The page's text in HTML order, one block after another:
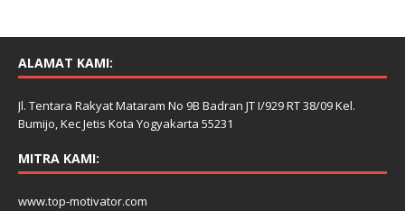
ALAMAT KAMI:
Jl. Tentara Rakyat Mataram No 9B Badran JT I/929 RT 38/09 Kel.
Bumijo, Kec Jetis Kota Yogyakarta 55231
MITRA KAMI:
www.top-motivator.com